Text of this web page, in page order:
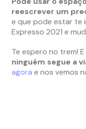
reescrever um
e que pode estar te
Expresso 2021 e
Te espero no trem!
ninguém segue a
agora e nos vemos